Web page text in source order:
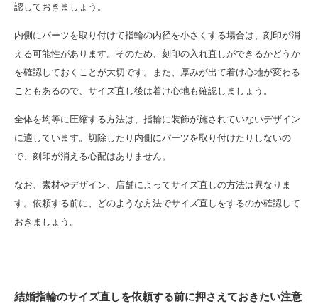
認しておきましょう。
内側にパーツを取り付けて指輪の内径を小さくする場合は、刻印が消
える可能性があります。そのため、刻印の入れ直しができるかどうか
を確認しておくことが大切です。また、厚みが出て着け心地が変わる
こともあるので、サイズ直し後は着け心地も確認しましょう。
全体を均等に圧縮する方法は、指輪に装飾が施されていないデザイン
に適しています。切除したり内側にパーツを取り付けたりしないの
で、刻印が消える心配はありません。
なお、素材やデザイン、店舗によってサイズ直しの方法は異なりま
す。依頼する前に、どのような方法でサイズ直しをするのか確認して
おきましょう。
結婚指輪のサイズ直しを依頼する前に押さえておきたい注意